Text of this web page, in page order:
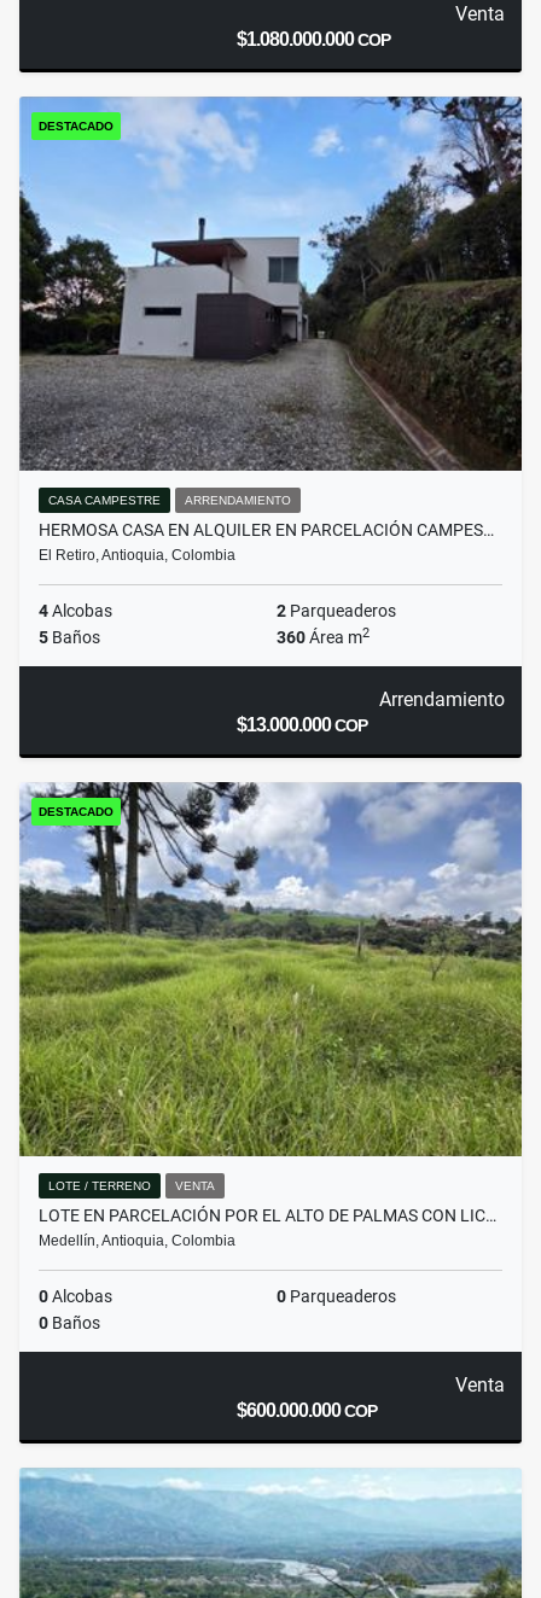
Venta
$1.080.000.000COP
DESTACADO
CASA CAMPESTRE ARRENDAMIENTO
HERMOSA CASA EN ALQUILER EN PARCELACIÓN CAMPES…
El Retiro, Antioquia, Colombia
4Alcobas 2 Parqueaderos
5 Baños 360Área m2
Arrendamiento
$13.000.000COP
DESTACADO
LOTE / TERRENO VENTA
LOTE EN PARCELACIÓN POR EL ALTO DE PALMAS CON LIC…
Medellín, Antioquia, Colombia
0Alcobas 0 Parqueaderos
0 Baños
Venta
$600.000.000COP